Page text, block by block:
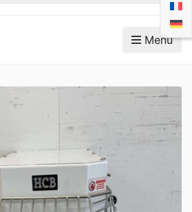
Menu